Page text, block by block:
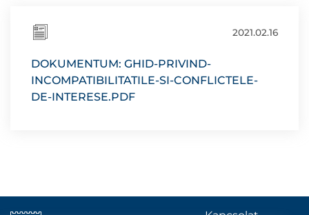
2021.02.16
DOKUMENTUM: GHID-PRIVIND-
INCOMPATIBILITATILE-SI-CONFLICTELE-
DE-INTERESE.PDF